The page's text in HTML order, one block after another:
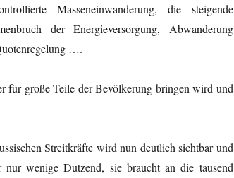
Masseneinwanderung, die steigende
der Energieversorgung, Abwanderung
….
für große Teile der Bevölkerung bringen wird und
Streitkräfte wird nun deutlich sichtbar und
wenige Dutzend, sie braucht an die tausend